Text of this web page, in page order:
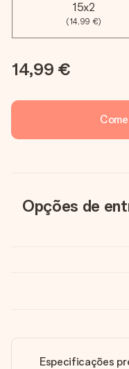
15x2
(14,99 €)
14,99 €
Opções de
Especificações